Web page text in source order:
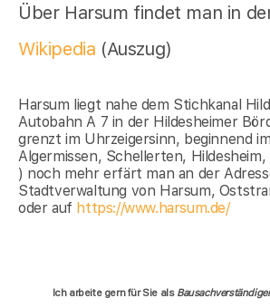
Über Harsum findet man in
Wikipedia (Auszug)
Harsum liegt nahe dem Stichkanal
Autobahn A 7 in der Hildesheimer
grenzt im Uhrzeigersinn, beginnend
Algermissen, Schellerten,
) noch mehr erfärt man an der
Stadtverwaltung von Harsum,
oder auf https://www.harsum.de/
Ich arbeite gern für Sie als Bausachverständiger